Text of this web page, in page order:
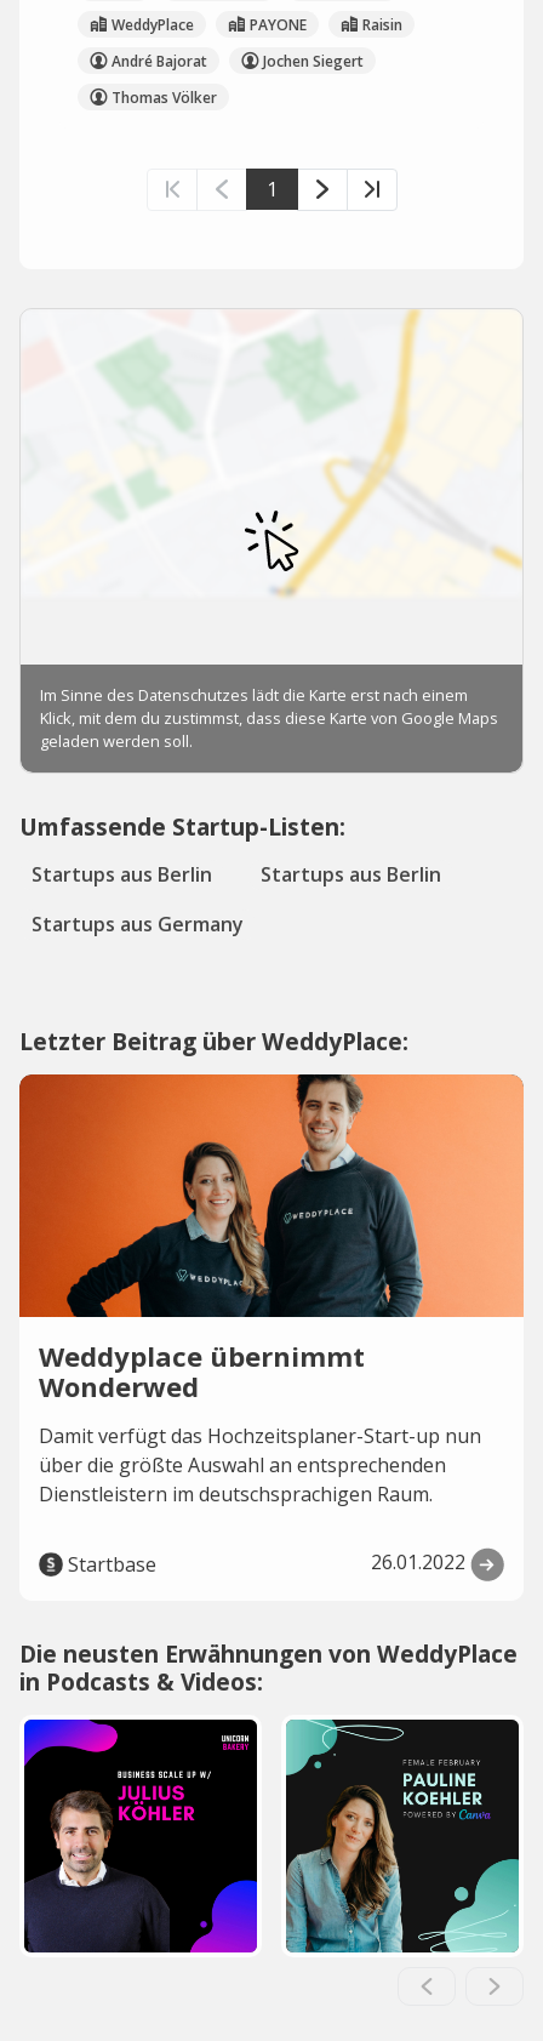
WeddyPlace PAYONE
Raisin
André Bajorat
Jochen Siegert
Thomas Völker
1
Umfassende Startup-Listen:
Startups aus Berlin
Startups aus Berlin
Startups aus Germany
Letzter Beitrag über WeddyPlace:
Weddyplace übernimmt
Wonderwed
Damit verfügt das Hochzeitsplaner-Start-up nun
über die größte Auswahl an entsprechenden
Dienstleistern im deutschsprachigen Raum.
Startbase 26.01.2022
Die neusten Erwähnungen von WeddyPlace
in Podcasts & Videos: